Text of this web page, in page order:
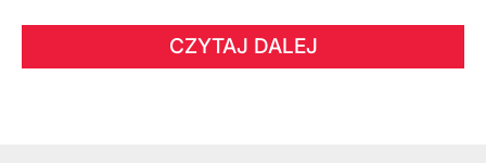
CZYTAJ DALEJ